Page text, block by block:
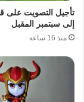
تأجيل التصويت على
إلى سبتمبر المقبل
منذ 16 ساعة